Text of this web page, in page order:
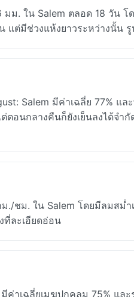
ม. ใน Salem ตลอด 18 วัน โ
ต่มีช่วงแห้งยาวระหว่างนั้น
Salem มีค่าเฉลี่ย 77% แ
กลางคืนก็ยังเย็นลงได้จำกัด
./ชม. ใน Salem โดยมีลมสม่
ที่ละเอียดอ่อน
าเฉลี่ยเมฆปกคลุม 75% แล